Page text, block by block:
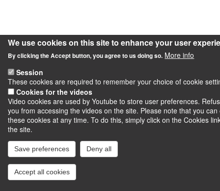
We use cookies on this site to enhance your user
By clicking the Accept button, you agree to us doing so. More info
Session
These cookies are required to remember your choice of cookie
Cookies for the videos
Video cookies are used by Youtube to store user preferences.
you from accessing the videos on the site. Please note that you
these cookies at any time. To do this, simply click on the Cookies
the site.
Save preferences Deny all
Accept all cookies